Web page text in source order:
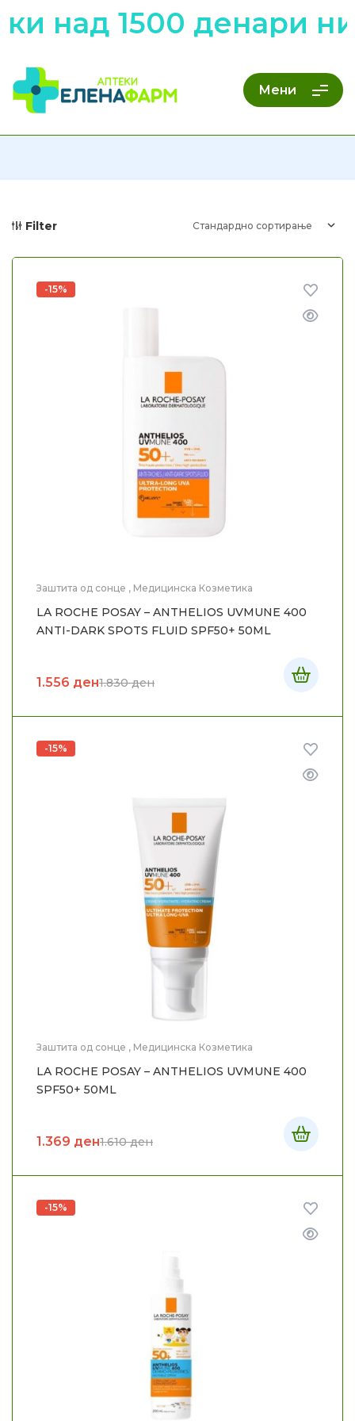
над 1500 денари
Мени
Filter
-15%
Заштита од сонце , Медицинска Козметика
LA ROCHE POSAY – ANTHELIOS UVMUNE 400
ANTI-DARK SPOTS FLUID SPF50+ 50ML
1.830ден
1.556 ден
-15%
Заштита од сонце , Медицинска Козметика
LA ROCHE POSAY – ANTHELIOS UVMUNE 400
SPF50+ 50ML
1.610ден
1.369 ден
-15%